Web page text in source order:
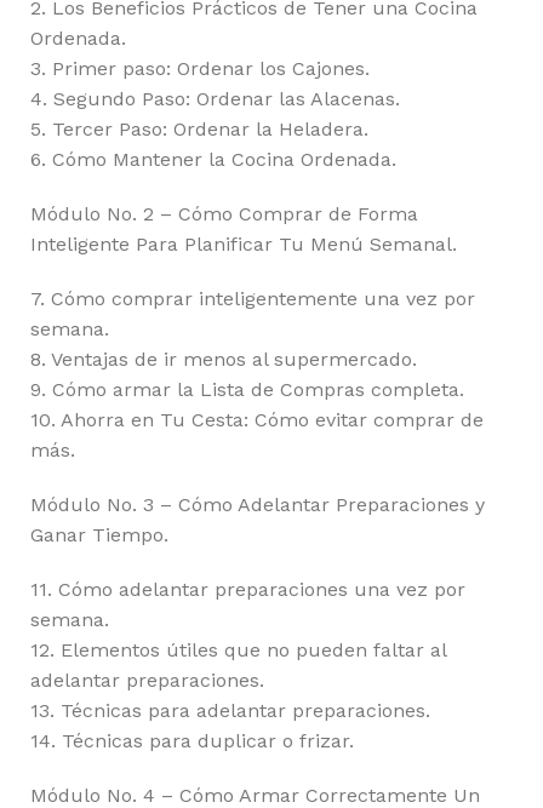
2. Los Beneficios Prácticos de Tener una Cocina
Ordenada.
3. Primer paso: Ordenar los Cajones.
4. Segundo Paso: Ordenar las Alacenas.
5. Tercer Paso: Ordenar la Heladera.
6. Cómo Mantener la Cocina Ordenada.
Módulo No. 2 – Cómo Comprar de Forma
Inteligente Para Planificar Tu Menú Semanal.
7. Cómo comprar inteligentemente una vez por
semana.
8. Ventajas de ir menos al supermercado.
9. Cómo armar la Lista de Compras completa.
10. Ahorra en Tu Cesta: Cómo evitar comprar de
más.
Módulo No. 3 – Cómo Adelantar Preparaciones y
Ganar Tiempo.
11. Cómo adelantar preparaciones una vez por
semana.
12. Elementos útiles que no pueden faltar al
adelantar preparaciones.
13. Técnicas para adelantar preparaciones.
14. Técnicas para duplicar o frizar.
Módulo No. 4 – Cómo Armar Correctamente Un